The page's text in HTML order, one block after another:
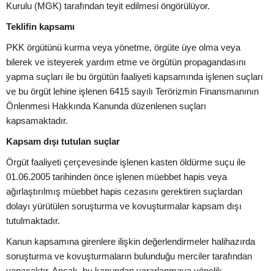
Kurulu (MGK) tarafından teyit edilmesi öngörülüyor.
Teklifin kapsamı
PKK örgütünü kurma veya yönetme, örgüte üye olma veya
bilerek ve isteyerek yardım etme ve örgütün propagandasını
yapma suçları ile bu örgütün faaliyeti kapsamında işlenen suçları
ve bu örgüt lehine işlenen 6415 sayılı Terörizmin Finansmanının
Önlenmesi Hakkında Kanunda düzenlenen suçları
kapsamaktadır.
Kapsam dışı tutulan suçlar
Örgüt faaliyeti çerçevesinde işlenen kasten öldürme suçu ile
01.06.2005 tarihinden önce işlenen müebbet hapis veya
ağırlaştırılmış müebbet hapis cezasını gerektiren suçlardan
dolayı yürütülen soruşturma ve kovuşturmalar kapsam dışı
tutulmaktadır.
Kanun kapsamına girenlere ilişkin değerlendirmeler halihazırda
soruşturma ve kovuşturmaların bulunduğu merciler tarafından